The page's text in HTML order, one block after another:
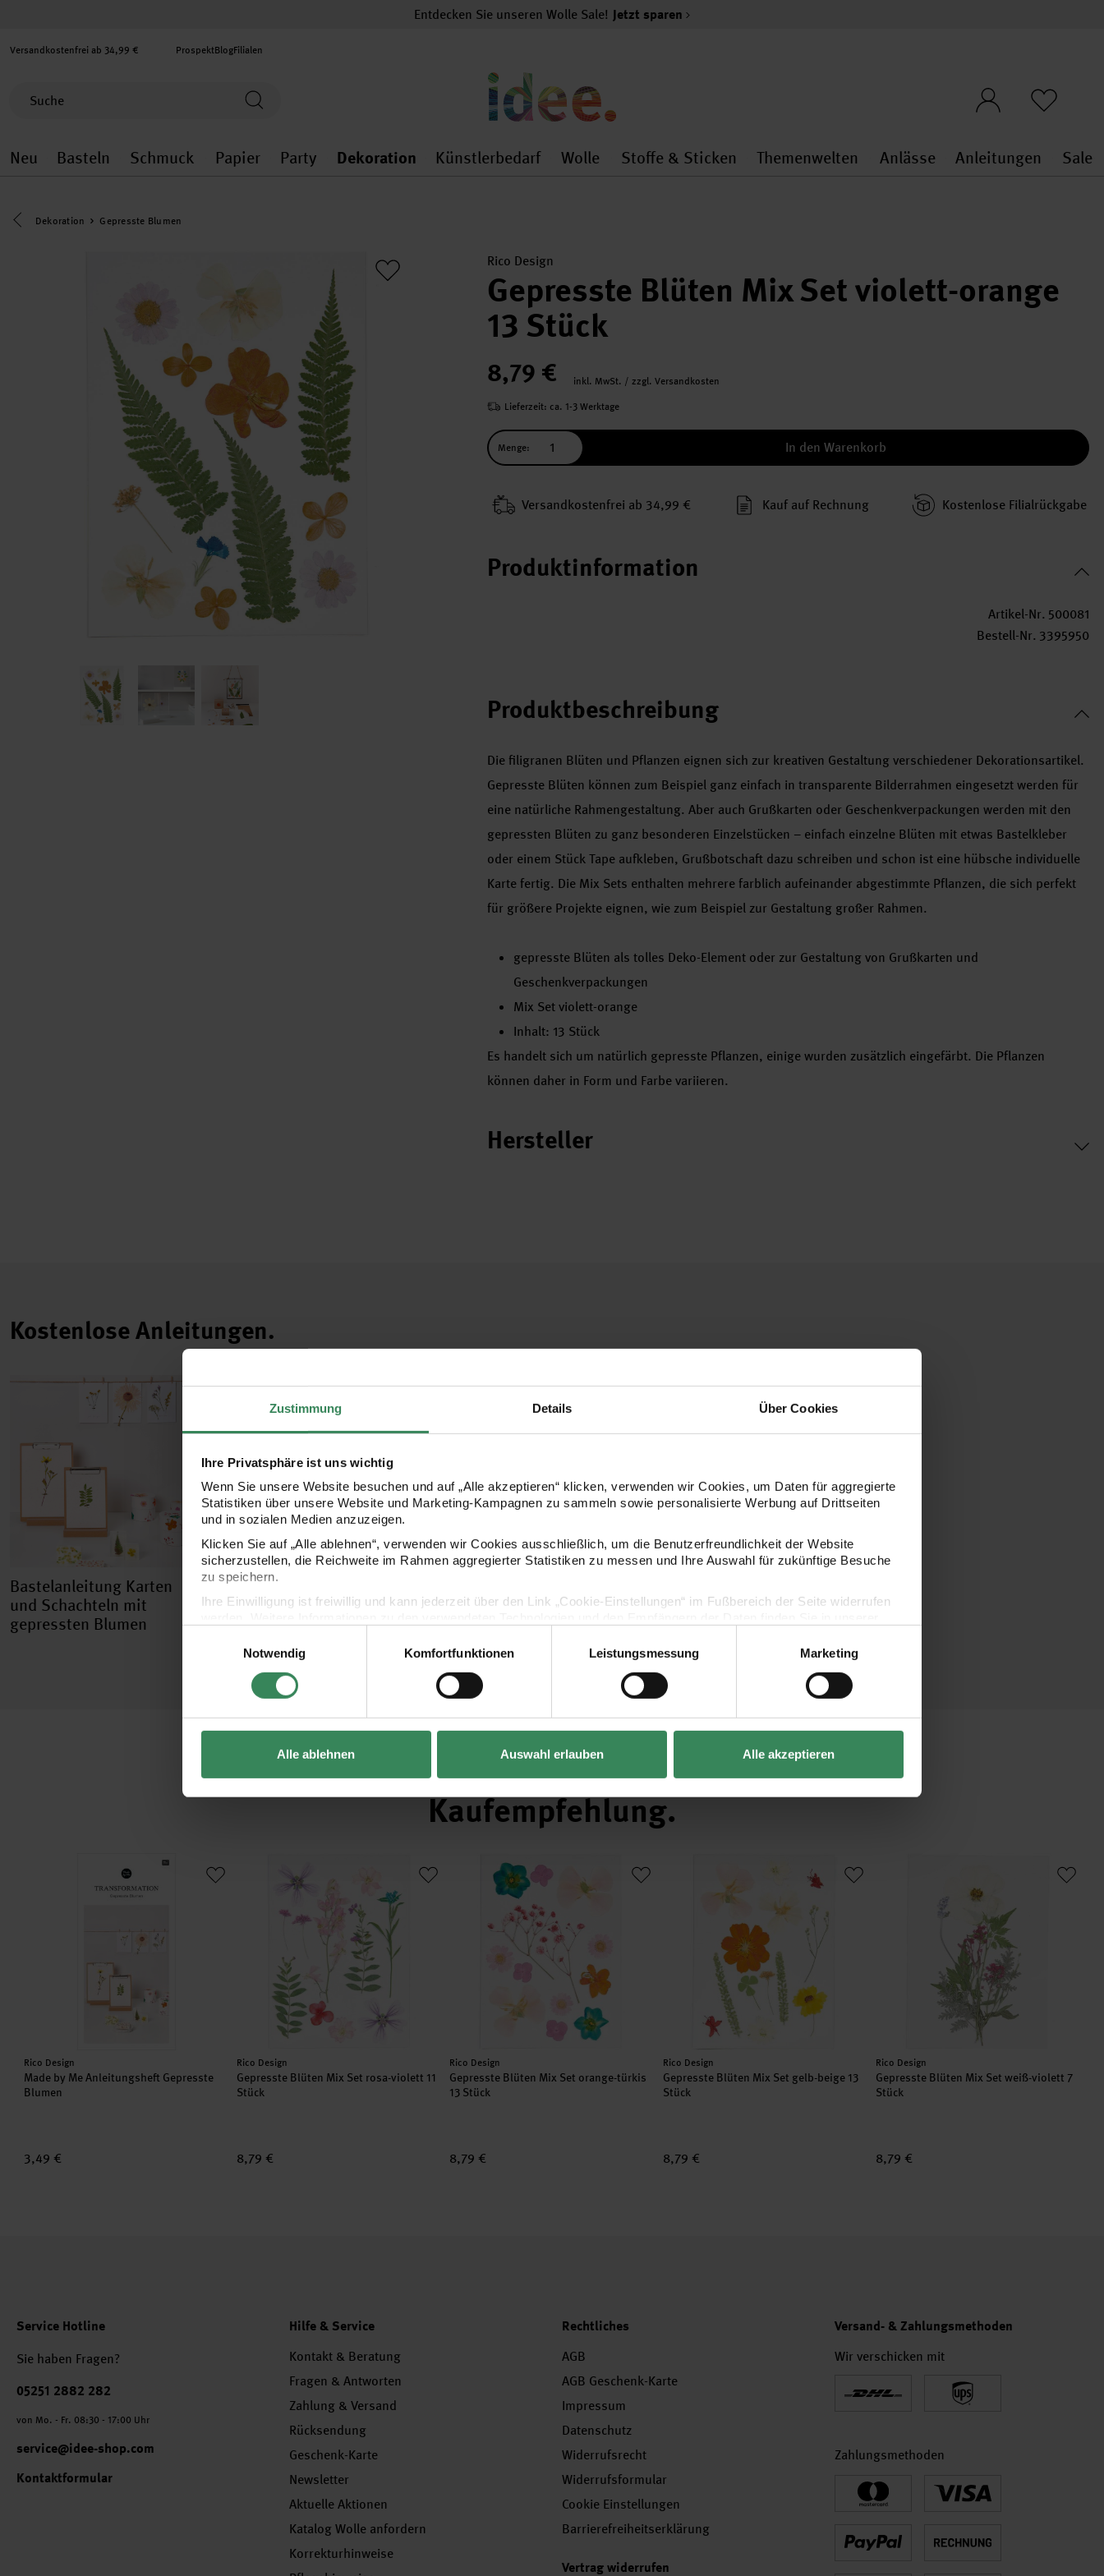
Zustimmung Details Über Cookies
Ihre Privatsphäre ist uns wichtig
Wenn Sie unsere Website besuchen und auf „Alle akzeptieren“ klicken, verwenden wir Cookies, um Daten für aggregierte
Statistiken über unsere Website und Marketing-Kampagnen zu sammeln sowie personalisierte Werbung auf Drittseiten
und in sozialen Medien anzuzeigen.
Klicken Sie auf „Alle ablehnen“, verwenden wir Cookies ausschließlich, um die Benutzerfreundlichkeit der Website
sicherzustellen, die Reichweite im Rahmen aggregierter Statistiken zu messen und Ihre Auswahl für zukünftige Besuche
zu speichern.
Ihre Einwilligung ist freiwillig und kann jederzeit über den Link „Cookie-Einstellungen“ im Fußbereich der Seite widerrufen
Impressum
Datenschutz Vertrag widerrufen
Notwendig
Komfortfunktionen Leistungsmessung Marketing
Alle ablehnen Auswahl erlauben Alle akzeptieren
Entdecken Sie unseren Wolle Sale! Jetzt sparen
Versandkostenfrei ab 34,99 € ProspektBlogFilialen
Neu
Neu general.openMenu
Basteln
Basteln general.openMenu
Schmuck
Schmuck general.openMenu
Papier
Papier general.openMenu
Party
Party general.openMenu
Dekoration
Dekoration general.openMenu
Künstlerbedarf
Künstlerbedarf general.openMenu
Wolle
Wolle general.openMenu
Stoffe & Sticken
Stoffe & Sticken general.openMenu
Themenwelten
Themenwelten
Anlässe
Anlässe
Anleitungen Sale
Eine Kategorie zurück navigieren
Dekoration Gepresste Blumen
Rico Design
Gepresste Blüten Mix Set violett-orange
13 Stück
8,79 €
inkl. MwSt. / zzgl. Versandkosten
Lieferzeit: ca. 1-3 Werktage
Menge: In den Warenkorb
Versand­kosten­frei ab 34,99 € Kauf auf Rechnung Kosten­lose Filial­rückgabe
Produktinformation
Artikel-Nr. 500081
Bestell-Nr. 3395950
Produktbeschreibung
Die filigranen Blüten und Pflanzen eignen sich zur kreativen Gestaltung verschiedener Dekorationsartikel.
Gepresste Blüten können zum Beispiel ganz einfach in transparente Bilderrahmen eingesetzt werden für
eine natürliche Rahmengestaltung. Aber auch Grußkarten oder Geschenkverpackungen werden mit den
gepressten Blüten zu ganz besonderen Einzelstücken – einfach einzelne Blüten mit etwas Bastelkleber
oder einem Stück Tape aufkleben, Grußbotschaft dazu schreiben und schon ist eine hübsche individuelle
Karte fertig. Die Mix Sets enthalten mehrere farblich aufeinander abgestimmte Pflanzen, die sich perfekt
für größere Projekte eignen, wie zum Beispiel zur Gestaltung großer Rahmen.
gepresste Blüten als tolles Deko-Element oder zur Gestaltung von Grußkarten und
Geschenkverpackungen
Mix Set violett-orange
Inhalt: 13 Stück
Es handelt sich um natürlich gepresste Pflanzen, einige wurden zusätzlich eingefärbt. Die Pflanzen
können daher in Form und Farbe variieren.
Hersteller
Kostenlose Anleitungen.
Bastelanleitung Karten
und Schachteln mit
gepressten Blumen
Kaufempfehlung
Made by Me Anleitungsheft Gepresste Blumen
Hersteller:
Rico Design
Made by Me Anleitungsheft Gepresste
Blumen
3,49 €
Hersteller:
Rico Design
Gepresste Blüten Mix Set rosa-violett 11
Stück
8,79 €
Gepresste Blüten Mix Set orange-türkis 13 Stück
Hersteller:
Rico Design
Gepresste Blüten Mix Set orange-türkis
13 Stück
8,79 €
Hersteller:
Rico Design
Gepresste Blüten Mix Set gelb-beige 13
Stück
8,79 €
Hersteller:
Rico Design
Gepresste Blüten Mix Set weiß-violett 7
Stück
8,79 €
Service Hotline
Sie haben Fragen?
Telefonnummer
05251 2882 282
von Mo. - Fr. 08:30 - 17:00 Uhr
service@idee-shop.com
Kontaktformular
Hilfe & Service
Kontakt & Beratung
Fragen & Antworten
Zahlung & Versand
Rücksendung
Geschenk-Karte
Newsletter
Aktuelle Aktionen
Katalog Wolle anfordern
Korrekturhinweise
Rechtliches
AGB
AGB Geschenk-Karte
Impressum
Datenschutz
Widerrufsrecht
Widerrufsformular
Cookie Einstellungen
Barrierefreiheitserklärung
Vertrag widerrufen
Versand- & Zahlungsmethoden
Wir verschicken mit
Zahlungsmethoden